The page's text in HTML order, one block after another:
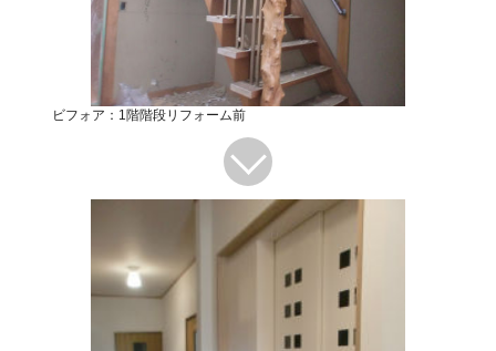
ビフォア：1階階段リフォーム前